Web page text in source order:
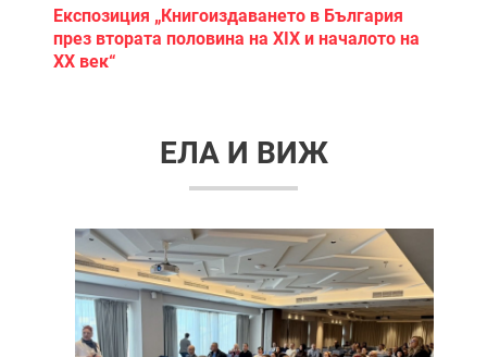
Регионален природонаучен музей
ЕЛА И ВИЖ